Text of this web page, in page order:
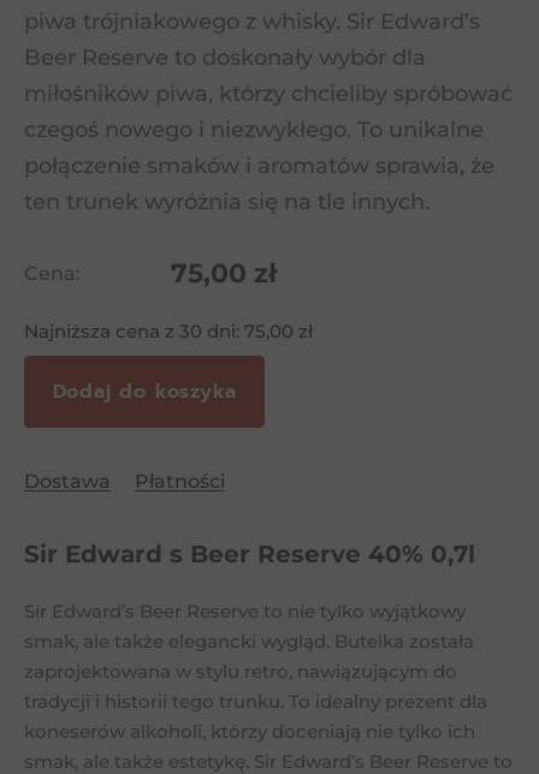
piwa trójniakowego z whisky. Sir Edward’s
Beer Reserve to doskonały wybór dla
miłośników piwa, którzy chcieliby spróbować
czegoś nowego i niezwykłego. To unikalne
połączenie smaków i aromatów sprawia, że
ten trunek wyróżnia się na tle innych.
Cena: 75,00 zł
Najniższa cena z 30 dni: 75,00 zł
Dodaj do koszyka
Dostawa Płatności
Sir Edward s Beer Reserve 40% 0,7l
Sir Edward’s Beer Reserve to nie tylko wyjątkowy
smak, ale także elegancki wygląd. Butelka została
zaprojektowana w stylu retro, nawiązującym do
tradycji i historii tego trunku. To idealny prezent dla
koneserów alkoholi, którzy doceniają nie tylko ich
smak, ale także estetykę. Sir Edward’s Beer Reserve to